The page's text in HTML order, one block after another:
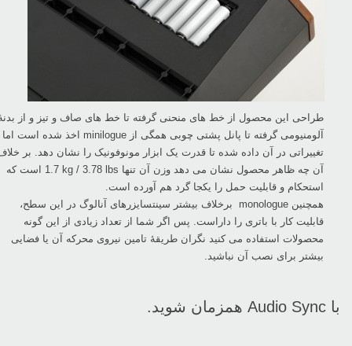
طراحی این محصول از خط های منحنی گرفته تا خط های صاف و تیز و از
آلومنیومی گرفته تا پانل پشتی ‏چوبی همگی از ‏minilogue‏ اخذ شده است اما
تغییراتی در آن داده شده تا قدرت یک ابزار مونوفونیک را نشان دهد. بر
‏آن چه ظاهر محصول نشان می دهد وزن آن تنها ‏‎1.7 kg / 3.78 lbs‎‏ است که
استحکام و قابلیت حمل را یکجا گرد هم آورده ‏است.‏
همچنین‏monologue ‎ برخلاف بیشتر سینتسایزرهای آنالوگ در این سطح،
قابلیت کار با باتری را داراست. پس ‏اگر شما از تعداد زیادی از این گونه
محصولات استفاده می کنید نگران طریقۀ تامین نیروی محرکه آن یا فضایی
‏بیشتر برای نصب آن نباشید. ‏
با ‏Audio Sync‏ همزمان شوید.‏